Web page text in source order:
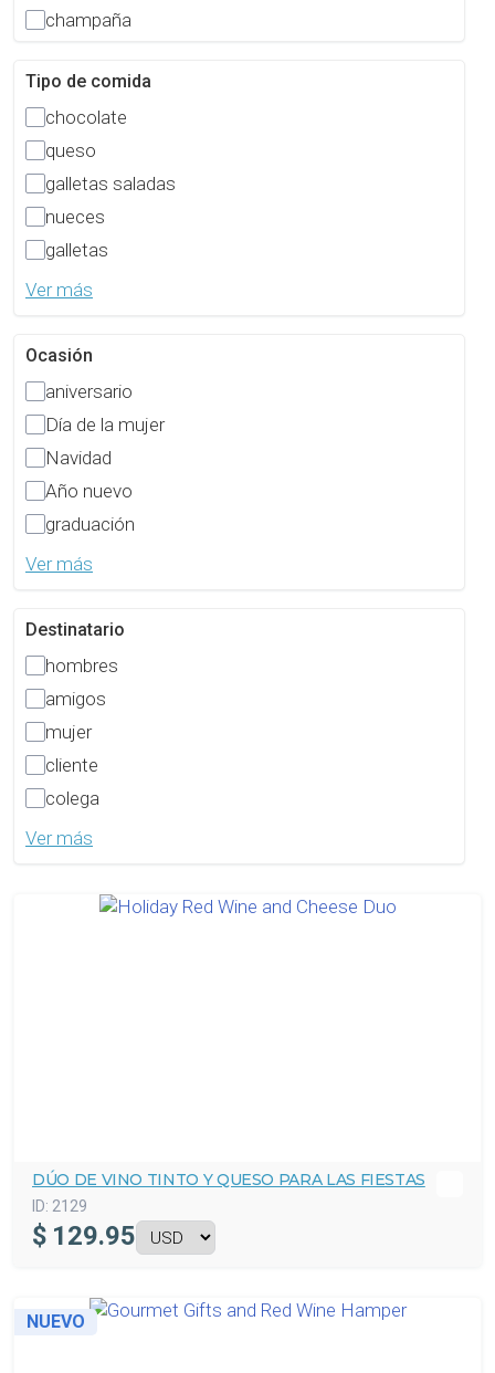
champaña
Tipo de comida
chocolate
queso
galletas saladas
nueces
galletas
Ver más
Ocasión
aniversario
Día de la mujer
Navidad
Año nuevo
graduación
Ver más
Destinatario
hombres
amigos
mujer
cliente
colega
Ver más
DÚO DE VINO TINTO Y QUESO PARA LAS FIESTAS
ID: 2129
$ 129.95
NUEVO